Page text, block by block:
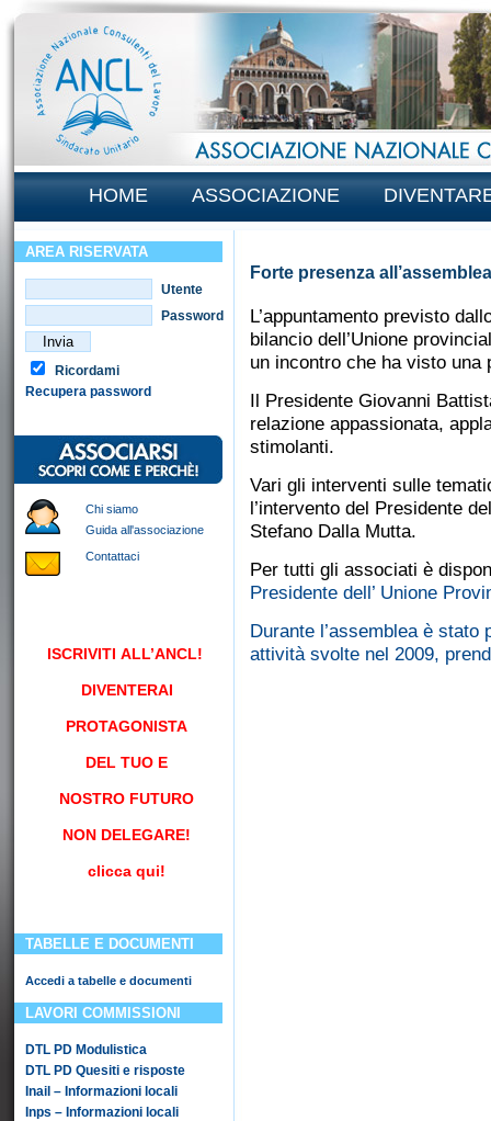
HOME ASSOCIAZIONE
AREA RISERVATA
Utente
Password
Ricordami
Recupera password
Chi siamo
Guida all'associazione
Contattaci
ISCRIVITI ALL’ANCL!
DIVENTERAI
PROTAGONISTA
DEL TUO E
NOSTRO FUTURO
NON DELEGARE!
clicca qui!
TABELLE E DOCUMENTI
Accedi a tabelle e documenti
LAVORI COMMISSIONI
DTL PD Modulistica
DTL PD Quesiti e risposte
Inail – Informazioni locali
Inps – Informazioni locali
Forte presenza
L’appuntamento previsto
bilancio dell’Unione
un incontro che ha visto
Il Presidente Giovanni
relazione appassionata,
stimolanti.
Vari gli interventi sulle
l’intervento del Presidente
Stefano Dalla Mutta.
Per tutti gli associati è
Presidente dell’ Unione
Durante l’assemblea è
attività svolte nel 2009,